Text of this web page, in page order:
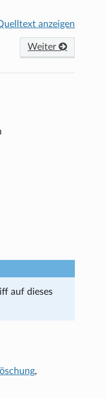
anzeigen
Weiter
auf dieses
,